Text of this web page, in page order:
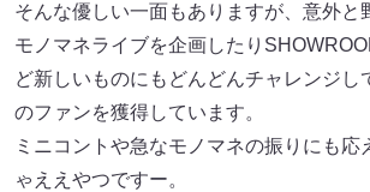
そんな優しい一面もありますが、意外と
モノマネライブを企画したり
ど新しいものにもどんどんチャレンジし
のファンを獲得しています。
ミニコントや急なモノマネの振りにも応
ゃええやつですー。